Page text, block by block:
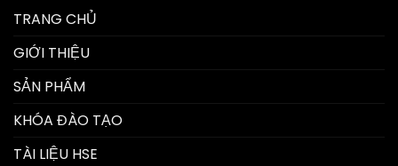
TRANG CHỦ
GIỚI THIỆU
SẢN PHẨM
KHÓA ĐÀO TẠO
TÀI LIỆU HSE